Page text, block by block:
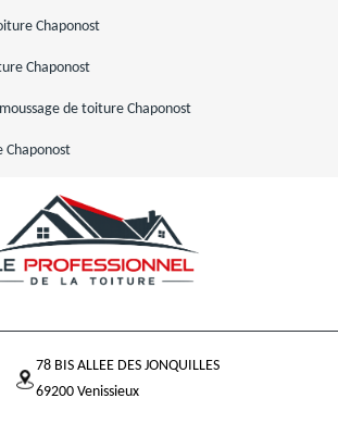
Chaponost
Chaponost
de toiture Chaponost
78 BIS ALLEE DES JONQUILLES
69200 Venissieux